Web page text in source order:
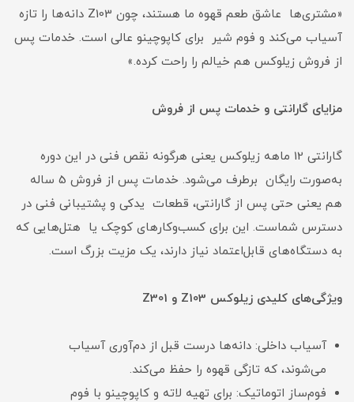
«مشتری‌ها عاشق طعم قهوه ما هستند، چون Z103 دانه‌ها را تازه
آسیاب می‌کند و فوم شیر برای کاپوچینو عالی است. خدمات پس
از فروش زیلوکس هم خیالم را راحت کرده.»
مزایای گارانتی و خدمات پس از فروش
گارانتی 12 ماهه زیلوکس یعنی هرگونه نقص فنی در این دوره
به‌صورت رایگان برطرف می‌شود. خدمات پس از فروش 5 ساله
هم یعنی حتی پس از گارانتی، قطعات یدکی و پشتیبانی فنی در
دسترس شماست. این برای کسب‌وکارهای کوچک یا هتل‌هایی که
به دستگاه‌های قابل‌اعتماد نیاز دارند، یک مزیت بزرگ است.
ویژگی‌های کلیدی زیلوکس Z103 و Z301
آسیاب داخلی: دانه‌ها درست قبل از دم‌آوری آسیاب
می‌شوند، که تازگی قهوه را حفظ می‌کند.
فوم‌ساز اتوماتیک: برای تهیه لاته و کاپوچینو با فوم